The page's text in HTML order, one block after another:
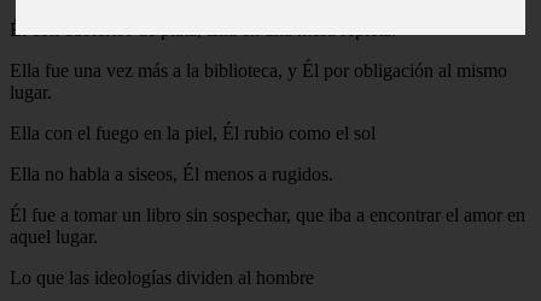
Él con cubiertos de plata, Ella en una mesa repleta.
Ella fue una vez más a la biblioteca, y Él por obligación al mismo
lugar.
Ella con el fuego en la piel, Él rubio como el sol
Ella no habla a siseos, Él menos a rugidos.
Él fue a tomar un libro sin sospechar, que iba a encontrar el amor en
aquel lugar.
Lo que las ideologías dividen al hombre